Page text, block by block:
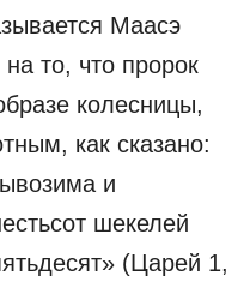
Маасэ
то, что пророк
колесницы,
как сказано:
и
шекелей
(Царей 1,